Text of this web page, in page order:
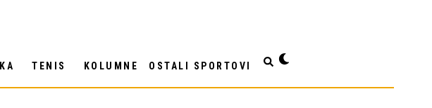
TENIS KOLUMNE OSTALI SPORTOVI